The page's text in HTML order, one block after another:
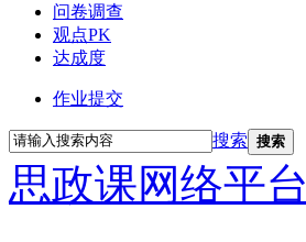
问卷调查
观点PK
达成度
作业提交
搜索 搜索
思政课网络平台